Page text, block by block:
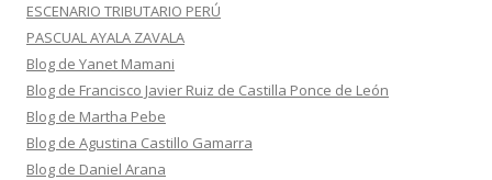
ESCENARIO TRIBUTARIO PERÚ
PASCUAL AYALA ZAVALA
Blog de Yanet Mamani
Blog de Francisco Javier Ruiz de Castilla Ponce de León
Blog de Martha Pebe
Blog de Agustina Castillo Gamarra
Blog de Daniel Arana